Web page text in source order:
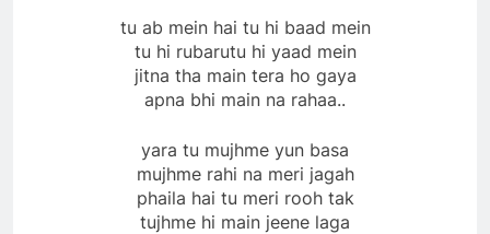
tu ab mein hai tu hi baad mein
tu hi rubarutu hi yaad mein
jitna tha main tera ho gaya
apna bhi main na rahaa..
yara tu mujhme yun basa
mujhme rahi na meri jagah
phaila hai tu meri rooh tak
tujhme hi main jeene laga